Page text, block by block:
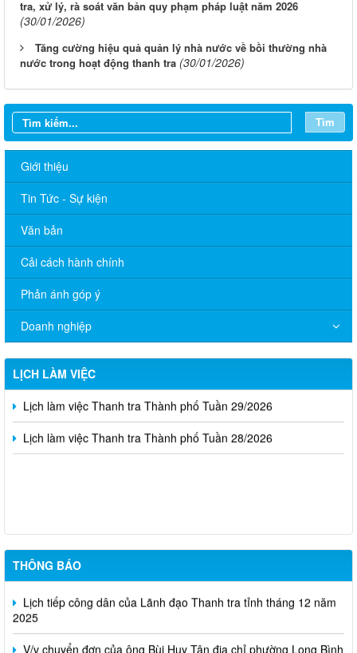
tra, xử lý, rà soát văn bản quy phạm pháp luật năm 2026
(30/01/2026)
Tăng cường hiệu quả quản lý nhà nước về bồi thường nhà
nước trong hoạt động thanh tra (30/01/2026)
Tìm
Giới thiệu
Tin Tức - Sự kiện
Văn bản
Cải cách hành chính
Phản ánh góp ý
Doanh nghiệp
LỊCH LÀM VIỆC
Lịch làm việc Thanh tra Thành phố Tuần 31/2026
Lịch làm việc Thanh tra Thành phố Tuần 30/2026
Lịch làm việc Thanh tra Thành phố Tuần 29/2026
Lịch làm việc Thanh tra Thành phố Tuần 28/2026
THÔNG BÁO
Công khai tiết kiệm chi thường xuyên dự toán năm 2025 theo
Nghị quyết số 173/NQ-CP của Chính Phủ (sau sát nhập)
Lịch tiếp công dân của Lãnh đạo Thanh tra tỉnh tháng 12 năm
2025
V/v chuyển đơn của ông Bùi Huy Tân địa chỉ phường Long Bình